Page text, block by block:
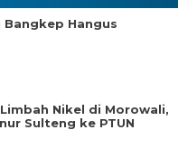
Hangus
Nikel di Morowali,
Sulteng ke PTUN